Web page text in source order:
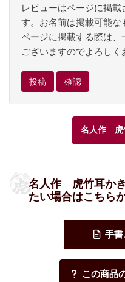
レビューはページに掲
す。お名前は掲載可能な
ページに掲載する際は
ございますのでよろしく
名人作 虎
名人作 虎竹耳か
たい場合はこちら